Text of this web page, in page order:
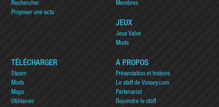
Rechercher
Proposer une actu
Membres
JEUX
Jeux Valve
Mods
TÉLÉCHARGER
Steam
Mods
Maps
Utilitaires
A PROPOS
Présentation et histoire
Le staff de Vossey.com
Partenariat
Rejoindre le staff